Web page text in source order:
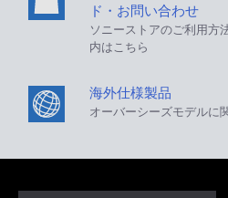
ド・お問い合わせ
ソニーストアのご利用方
内はこちら
海外仕様製品
オーバーシーズモデルに